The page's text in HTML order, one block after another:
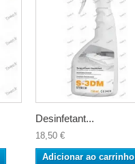
Desinfetant...
18,50 €
Adicionar ao carrinho